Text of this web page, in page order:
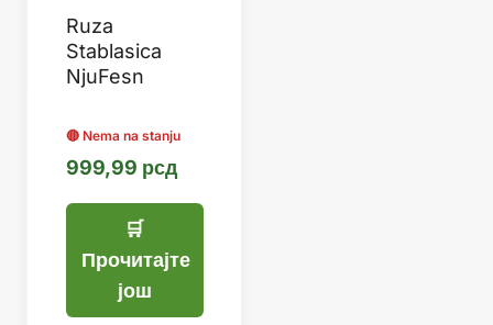
Ruza
Stablasica
NjuFesn
999,99 рсд
Прочитајте
још